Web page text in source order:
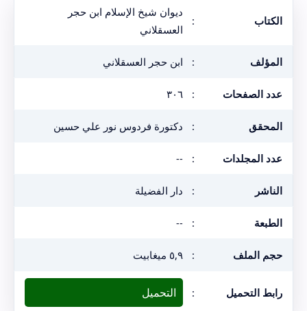
الكتاب :
ديوان شيخ الإسلام ابن حجر
العسقلاني
المؤلف : ابن حجر العسقلاني
عدد الصفحات : ٣٠٦
المحقق : دكتورة فردوس نور علي حسين
عدد المجلدات :
--
الناشر : دار الفضيلة
الطبعة :
--
حجم الملف : ٥,٩ ميغابيت
رابط التحميل : التحميل